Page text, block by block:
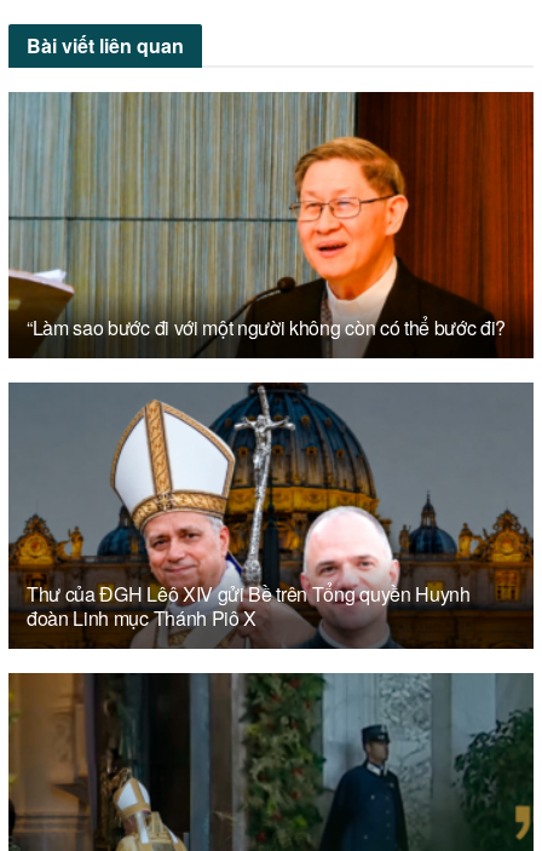
Bài viết liên quan
“Làm sao bước đi với một người không còn có thể bước đi?
Thư của ĐGH Lêô XIV gửi Bề trên Tổng quyền Huynh
đoàn Linh mục Thánh Piô X